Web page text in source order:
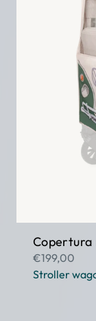
Copertura
€199,00
Stroller